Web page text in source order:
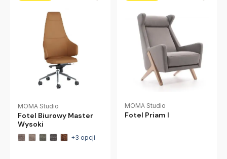
MOMA Studio
Fotel Biurowy Master
Wysoki
+3 opcji
MOMA Studio
Fotel Priam I